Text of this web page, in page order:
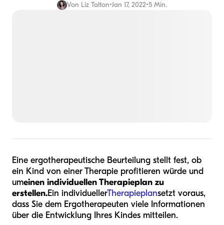
Von Liz Talton•Jan 17, 2022•5 Min.
Eine ergotherapeutische Beurteilung stellt fest, ob
ein Kind von einer Therapie profitieren würde und
umeinen individuellen Therapieplan zu
erstellen.Ein individuellerTherapieplansetzt voraus,
dass Sie dem Ergotherapeuten viele Informationen
über die Entwicklung Ihres Kindes mitteilen.